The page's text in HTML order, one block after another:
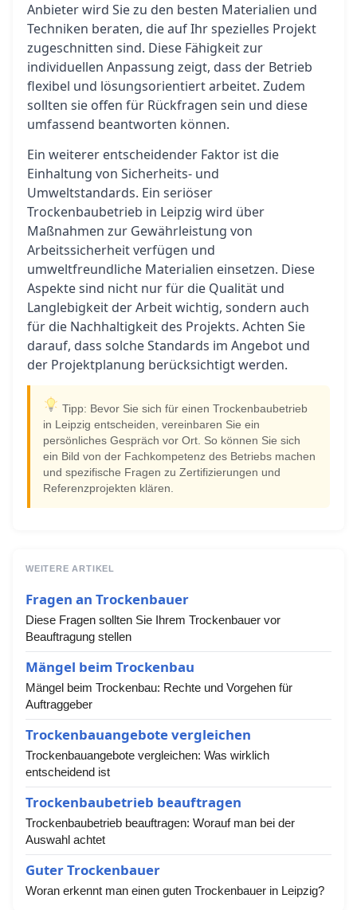
Anbieter wird Sie zu den besten Materialien und
Techniken beraten, die auf Ihr spezielles Projekt
zugeschnitten sind. Diese Fähigkeit zur
individuellen Anpassung zeigt, dass der Betrieb
flexibel und lösungsorientiert arbeitet. Zudem
sollten sie offen für Rückfragen sein und diese
umfassend beantworten können.
Ein weiterer entscheidender Faktor ist die
Einhaltung von Sicherheits- und
Umweltstandards. Ein seriöser
Trockenbaubetrieb in Leipzig wird über
Maßnahmen zur Gewährleistung von
Arbeitssicherheit verfügen und
umweltfreundliche Materialien einsetzen. Diese
Aspekte sind nicht nur für die Qualität und
Langlebigkeit der Arbeit wichtig, sondern auch
für die Nachhaltigkeit des Projekts. Achten Sie
darauf, dass solche Standards im Angebot und
der Projektplanung berücksichtigt werden.
Tipp: Bevor Sie sich für einen Trockenbaubetrieb
in Leipzig entscheiden, vereinbaren Sie ein
persönliches Gespräch vor Ort. So können Sie sich
ein Bild von der Fachkompetenz des Betriebs machen
und spezifische Fragen zu Zertifizierungen und
Referenzprojekten klären.
WEITERE ARTIKEL
Fragen an Trockenbauer
Diese Fragen sollten Sie Ihrem Trockenbauer vor
Beauftragung stellen
Mängel beim Trockenbau
Mängel beim Trockenbau: Rechte und Vorgehen für
Auftraggeber
Trockenbauangebote vergleichen
Trockenbauangebote vergleichen: Was wirklich
entscheidend ist
Trockenbaubetrieb beauftragen
Trockenbaubetrieb beauftragen: Worauf man bei der
Auswahl achtet
Guter Trockenbauer
Woran erkennt man einen guten Trockenbauer in Leipzig?